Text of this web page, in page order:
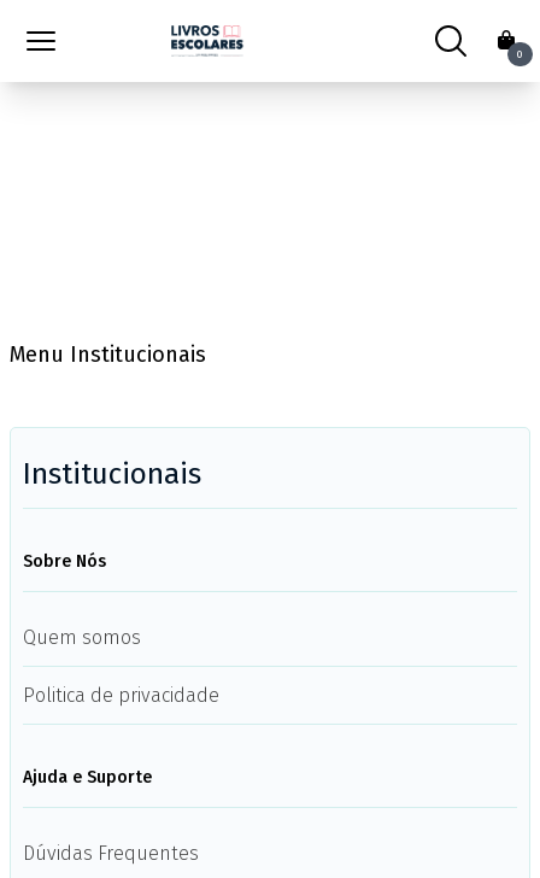
0
Menu Institucionais
Institucionais
Sobre Nós
Quem somos
Politica de privacidade
Ajuda e Suporte
Dúvidas Frequentes